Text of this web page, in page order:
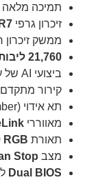
תמיכה מלאה
זיכרון גרפי
ממשק זיכרון
21,760 ליבות CUDA
ביצועי AI של עד
קירור מתקדם
תא אידוי (Vapor Chamber) גדול ב-34%
מאווררי
תאורת RGB
מצב Stop
Dual BIOS